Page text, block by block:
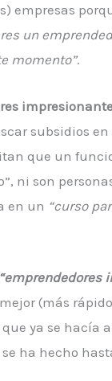
empresas
un
momento”.
subsidios en
que un
ni son
en un “curso
“emprendedores
(más
ya se hacía
ha hecho